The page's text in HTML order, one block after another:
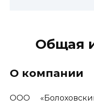
Общая
О компании
ООО